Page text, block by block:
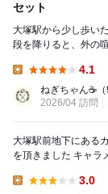
セット
大塚駅から少し歩い
段を降りると、外の
4.1
ねぎちゃん☕
2026/04 訪問
大塚駅前地下にあるカフェ☕️ こちらで生クリームたっ
を頂きました キャラメル&ナッツ 大きなワッフルに ちょっぴり甘さ控え
3.0